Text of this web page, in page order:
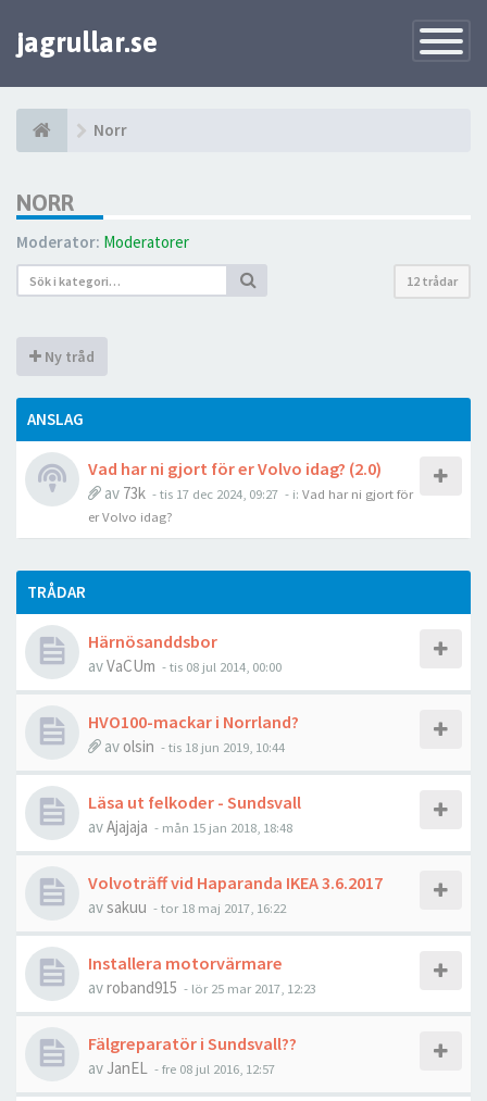
Toggle
jagrullar.se
Norr
NORR
Moderator: Moderatorer
12 trådar
Ny tråd
ANSLAG
Vad har ni gjort för er Volvo idag? (2.0)
av 73k - tis 17 dec 2024, 09:27 - i: Vad har ni gjort för
er Volvo idag?
TRÅDAR
Härnösanddsbor
avVaCUm - tis 08 jul 2014, 00:00
HVO100-mackar i Norrland?
av olsin - tis 18 jun 2019, 10:44
Läsa ut felkoder - Sundsvall
avAjajaja - mån 15 jan 2018, 18:48
Volvoträff vid Haparanda IKEA 3.6.2017
avsakuu - tor 18 maj 2017, 16:22
Installera motorvärmare
avroband915 - lör 25 mar 2017, 12:23
Fälgreparatör i Sundsvall??
av JanEL - fre 08 jul 2016, 12:57